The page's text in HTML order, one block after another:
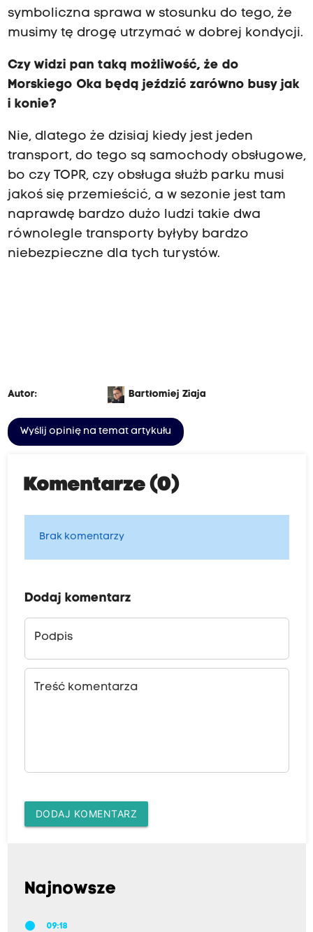
symboliczna sprawa w stosunku do tego, że
musimy tę drogę utrzymać w dobrej kondycji.
Czy widzi pan taką możliwość, że do
Morskiego Oka będą jeździć zarówno busy jak
i konie?
Nie, dlatego że dzisiaj kiedy jest jeden
transport, do tego są samochody obsługowe,
bo czy TOPR, czy obsługa służb parku musi
jakoś się przemieścić, a w sezonie jest tam
naprawdę bardzo dużo ludzi takie dwa
równolegle transporty byłyby bardzo
niebezpieczne dla tych turystów.
Autor: Bartłomiej Ziaja
Wyślij opinię na temat artykułu
Komentarze (0)
Brak komentarzy
Dodaj komentarz
Podpis
Treść komentarza
DODAJ KOMENTARZ
Najnowsze
09:18